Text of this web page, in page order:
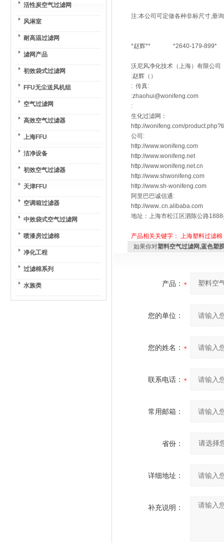
活性炭空气过滤网
风淋室
耐高温过滤网
滤网产品
初效袋式过滤网
FFU无尘送风机组
空气过滤网
高效空气过滤器
上海FFU
洁净设备
初效空气过滤器
天津FFU
空调箱过滤器
中效袋式空气过滤网
喷漆房过滤棉
净化工程
过滤棉系列
水族类
注:本公司可定做各种非标尺寸,垂
*赵辉** *2640-179-899*
沃尼风净化技术（上海）有限公司
:赵辉（）
: 传真:
:zhaohui@wonifeng.com
:
生化过滤网：
http://wonifeng.com/
公司:
http://www.wonifeng.com
http://www.wonifeng.net
http://www.wonifeng.net.cn
http://www.shwonifeng.com
http://www.sh-wonifeng.com
阿里巴巴诚信通:
http://www..cn.alibaba.com
地址：上海市松江区泗陈公路
产品相关关键字： 上海塑料过滤棉
如果你对塑料空气过滤网,蓝色塑
产品：
您的单位：
您的姓名：
联系电话：
常用邮箱：
省份：
详细地址：
补充说明：